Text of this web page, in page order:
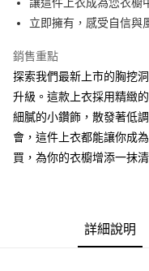
大哥付你分期
相關說明
1.本服務由台灣大哥大提供，
2.付款方式選擇「大哥付你分
流程，驗證手機門號後，選
成交易。
3.實際核准額度、可分期數及
4.訂單成立30分鐘內，如未
法說明評估內容。
2.透過簡訊連結打開帳單後
帳／街口支付／iPASS
AFTEE先享後付
相關說明
【關於「AFTEE先享後付」】
AFTEE先享後付是「在收到
便利好安心！
１．簡單：不需註冊會員、
２．便利：只要手機號碼，簡
結帳頁面，進行簡訊認證並
付款後全家取貨
每筆NT$60，滿
立即擁有，感受自信與
銷售重點
探索我們最新上市的胸挖
升級。這款上衣採用精緻
細膩的小鑽飾，散發著低
會，這件上衣都能讓你成
買，為你的衣櫥增添一抹清
詳細說明